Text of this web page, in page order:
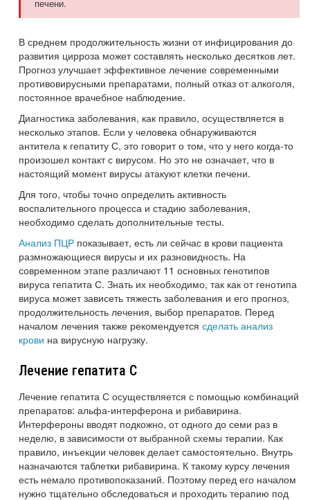
печени.
В среднем продолжительность жизни от инфицирования до
развития цирроза может составлять несколько десятков лет.
Прогноз улучшает эффективное лечение современными
противовирусными препаратами, полный отказ от алкоголя,
постоянное врачебное наблюдение.
Диагностика заболевания, как правило, осуществляется в
несколько этапов. Если у человека обнаруживаются
антитела к гепатиту С, это говорит о том, что у него когда-то
произошел контакт с вирусом. Но это не означает, что в
настоящий момент вирусы атакуют клетки печени.
Для того, чтобы точно определить активность
воспалительного процесса и стадию заболевания,
необходимо сделать дополнительные тесты.
Анализ ПЦР показывает, есть ли сейчас в крови пациента
размножающиеся вирусы и их разновидность. На
современном этапе различают 11 основных генотипов
вируса гепатита С. Знать их необходимо, так как от генотипа
вируса может зависеть тяжесть заболевания и его прогноз,
продолжительность лечения, выбор препаратов. Перед
началом лечения также рекомендуется сделать анализ
крови на вирусную нагрузку.
Лечение гепатита C
Лечение гепатита С осуществляется с помощью комбинаций
препаратов: альфа-интерферона и рибавирина.
Интерфероны вводят подкожно, от одного до семи раз в
неделю, в зависимости от выбранной схемы терапии. Как
правило, инъекции человек делает самостоятельно. Внутрь
назначаются таблетки рибавирина. К такому курсу лечения
есть немало противопоказаний. Поэтому перед его началом
нужно тщательно обследоваться и проходить терапию под